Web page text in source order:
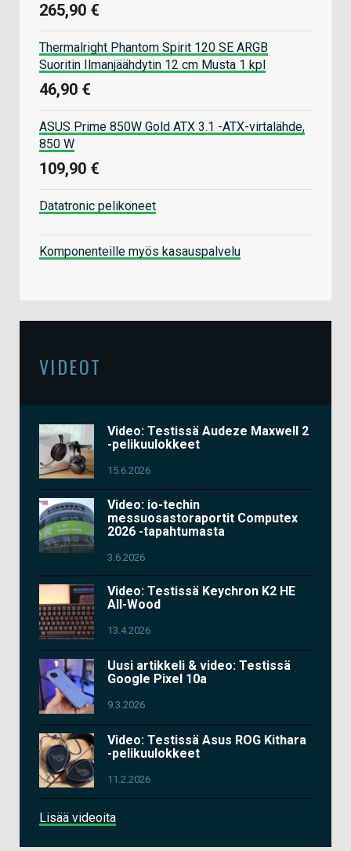
265,90 €
Thermalright Phantom Spirit 120 SE ARGB
Suoritin Ilmanjäähdytin 12 cm Musta 1 kpl
46,90 €
ASUS Prime 850W Gold ATX 3.1 -ATX-virtalähde,
850 W
109,90 €
Datatronic pelikoneet
Komponenteille myös kasauspalvelu
VIDEOT
Video: Testissä Audeze Maxwell 2
-pelikuulokkeet
15.6.2026
Video: io-techin
messuosastoraportit Computex
2026 -tapahtumasta
3.6.2026
Video: Testissä Keychron K2 HE
All-Wood
13.4.2026
Uusi artikkeli & video: Testissä
Google Pixel 10a
9.3.2026
Video: Testissä Asus ROG Kithara
-pelikuulokkeet
11.2.2026
Lisää videoita